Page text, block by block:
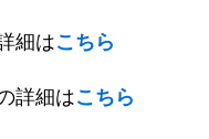
細はこちら
詳細はこちら